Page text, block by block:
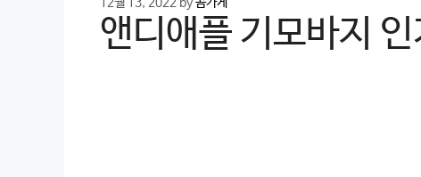
12월 13, 2022 by곰가게
앤디애플 기모바지